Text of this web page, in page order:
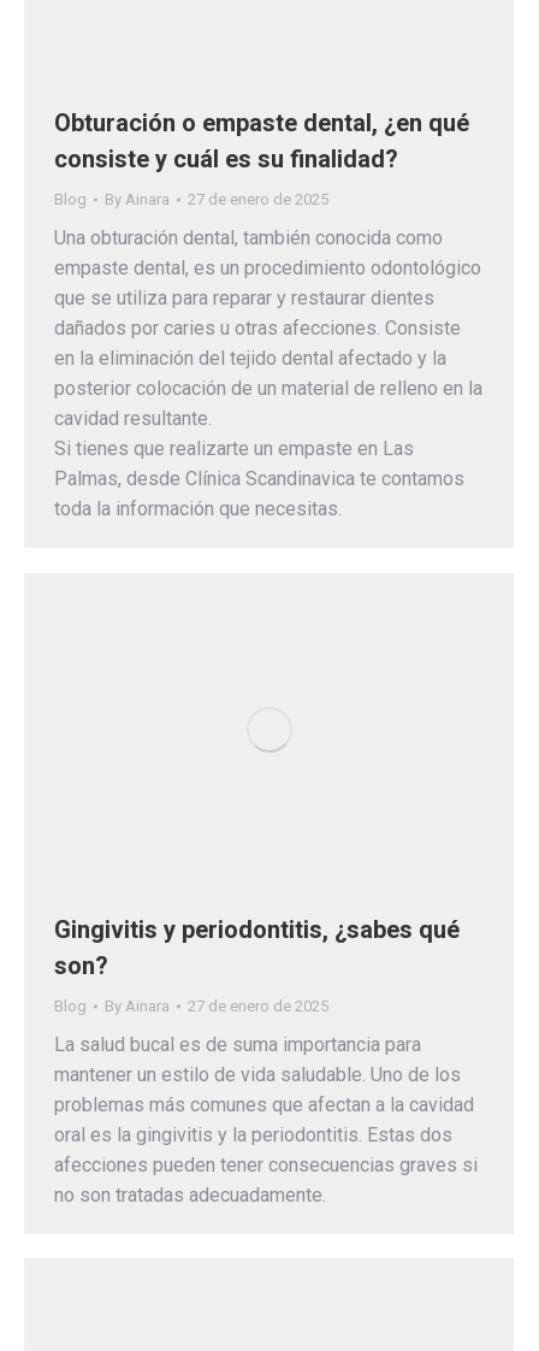
Obturación o empaste dental, ¿en qué
consiste y cuál es su finalidad?
Blog By Ainara 27 de enero de 2025
Una obturación dental, también conocida como
empaste dental, es un procedimiento odontológico
que se utiliza para reparar y restaurar dientes
dañados por caries u otras afecciones. Consiste
en la eliminación del tejido dental afectado y la
posterior colocación de un material de relleno en la
cavidad resultante.
Si tienes que realizarte un empaste en Las
Palmas, desde Clínica Scandinavica te contamos
toda la información que necesitas.
Gingivitis y periodontitis, ¿sabes qué
son?
Blog By Ainara 27 de enero de 2025
La salud bucal es de suma importancia para
mantener un estilo de vida saludable. Uno de los
problemas más comunes que afectan a la cavidad
oral es la gingivitis y la periodontitis. Estas dos
afecciones pueden tener consecuencias graves si
no son tratadas adecuadamente.